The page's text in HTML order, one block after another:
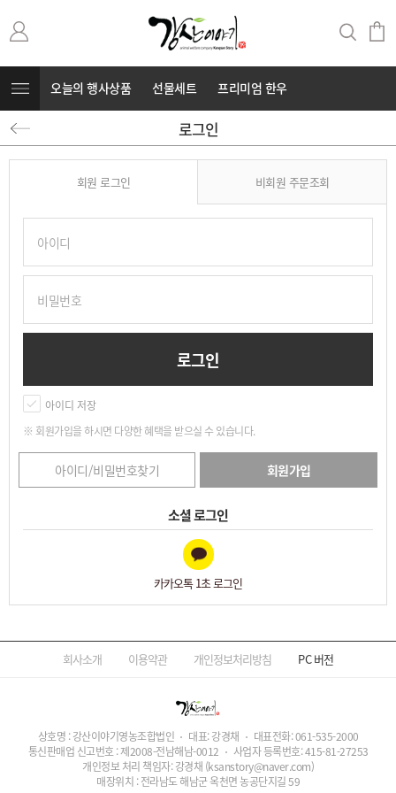
오늘의 행사상품 선물세트 프리미엄 한우
커뮤니티
로그인
회원 로그인 비회원 주문조회
아이디 저장
※ 회원가입을 하시면 다양한 혜택을 받으실 수 있습니다.
아이디/비밀번호찾기 회원가입
소셜 로그인
카카오톡 1초 로그인
회사소개 이용약관 개인정보처리방침 PC버전
상호명 : 강산이야기영농조합법인 대표: 강경채 대표전화:061-535-2000
통신판매업 신고번호 : 제2008-전남해남-0012
사업자 등록번호:415-81-27253
개인정보 처리 책임자: 강경채 (ksanstory@naver.com)
매장위치 : 전라남도 해남군 옥천면 농공단지길 59